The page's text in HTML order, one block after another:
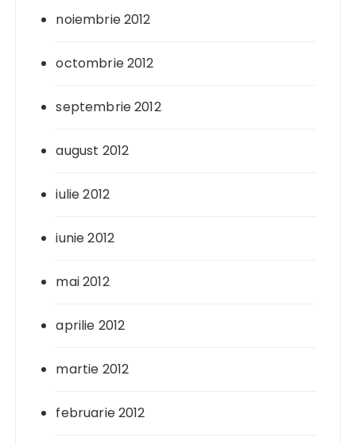
noiembrie 2012
octombrie 2012
septembrie 2012
august 2012
iulie 2012
iunie 2012
mai 2012
aprilie 2012
martie 2012
februarie 2012